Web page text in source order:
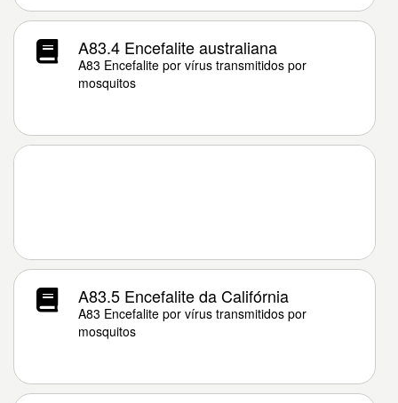
A83.4 Encefalite australiana
A83 Encefalite por vírus transmitidos por
mosquitos
A83.5 Encefalite da Califórnia
A83 Encefalite por vírus transmitidos por
mosquitos